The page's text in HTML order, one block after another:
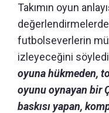
Takımın oyun
futbolseverlerin
izleyeceğini
oyuna hükmeden,
oyunu oynayan bir
baskısı yapan,